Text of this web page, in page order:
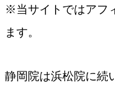
※当サイトではアフ
ます。
静岡院は浜松院に続